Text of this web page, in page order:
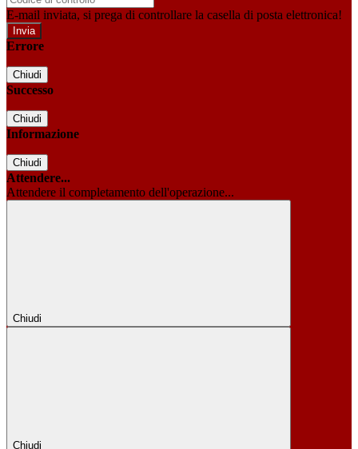
E-mail inviata, si prega di controllare la casella di posta elettronica!
Errore
Chiudi
Successo
Chiudi
Informazione
Chiudi
Attendere...
Attendere il completamento dell'operazione...
Chiudi
Chiudi